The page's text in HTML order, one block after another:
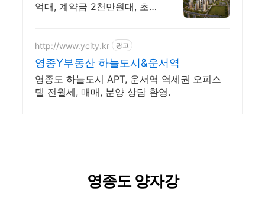
억대, 계약금 2천만원대, 초품
http://www.ycity.kr 광고
영종Y부동산 하늘도시&운서역
영종도 하늘도시 APT, 운서역 역세권 오피스
텔 전월세, 매매, 분양 상담 환영.
영종도 양자강